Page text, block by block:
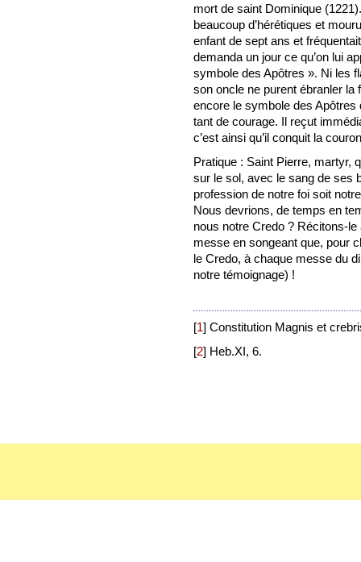
mort de saint Dominique
beaucoup d’hérétiques et
enfant de sept ans et
demanda un jour ce qu’on lui
symbole des Apôtres ». Ni les
son oncle ne purent ébranler
encore le symbole des
tant de courage. Il reçut
c’est ainsi qu’il conquit la
Pratique : Saint Pierre, martyr,
sur le sol, avec le sang de ses
profession de notre foi soit
Nous devrions, de temps en
nous notre Credo ? Récitons-
messe en songeant que, pour
le Credo, à chaque messe du
notre témoignage) !
[1] Constitution Magnis et
[2] Heb.XI, 6.